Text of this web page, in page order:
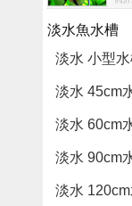
淡水魚水槽
淡水 小型
淡水 45cm
淡水 60cm
淡水 90cm
淡水